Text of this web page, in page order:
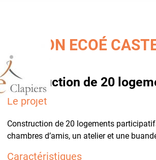
MAISON ECOÉ
Construction de 20
Le projet
Construction de 20 logements
chambres d’amis, un atelier et une
Caractéristiques